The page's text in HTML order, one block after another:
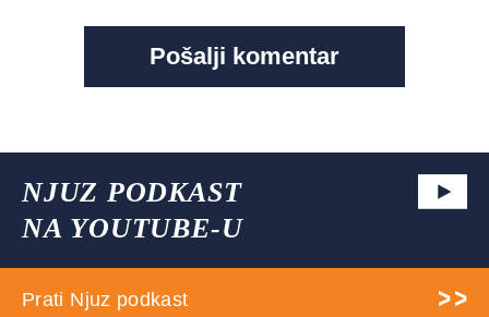
NJUZ PODKAST
NA YOUTUBE-U
Prati Njuz podkast